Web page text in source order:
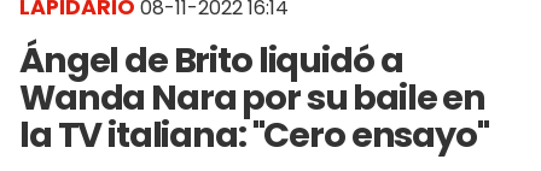
LAPIDARIO 08-11-2022 16:14
Ángel de Brito liquidó a
Wanda Nara por su baile en
la TV italiana: "Cero ensayo"